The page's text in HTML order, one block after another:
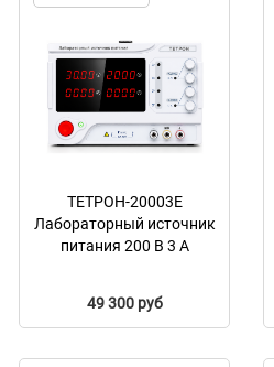
ТЕТРОН-20003Е
Лабораторный источник
питания 200 В 3 А
49 300 руб